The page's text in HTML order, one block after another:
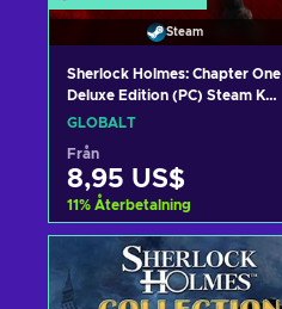
Steam
Sherlock Holmes: Chapter One
Deluxe Edition (PC) Steam Key
GLOBAL
GLOBALT
Från
8,95 US$
11% Återbetalning
Lägg till i varukorgen
View offers